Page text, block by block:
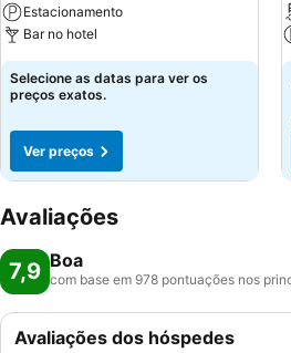
Estacionamento
Bar no hotel
Selecione as datas para ver os
preços exatos.
Ver preços
Avaliações
7,9 Boa
com base em 978 pontuações nos
Avaliações dos hóspedes